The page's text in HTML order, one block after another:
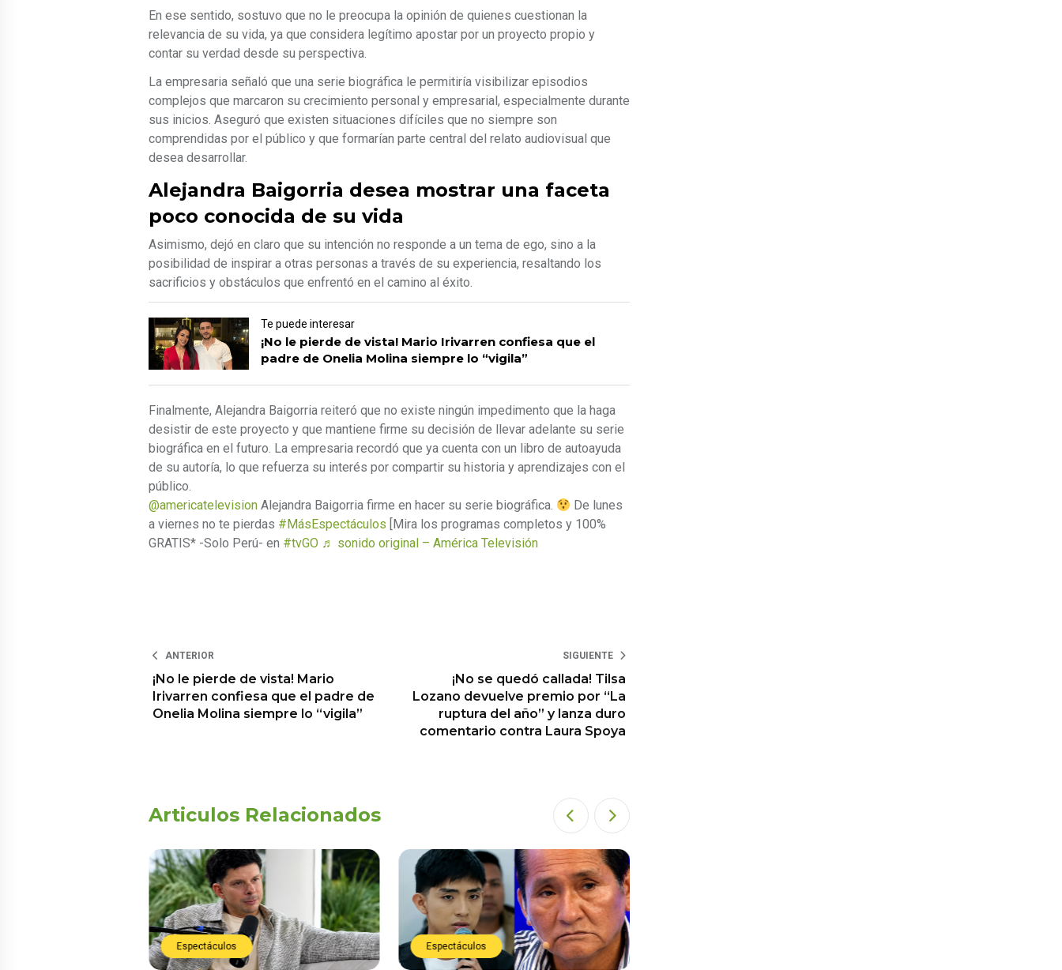
En ese sentido, sostuvo que no le preocupa la opinión de quienes cuestionan la
relevancia de su vida, ya que considera legítimo apostar por un proyecto propio y
contar su verdad desde su perspectiva.
La empresaria señaló que una serie biográfica le permitiría visibilizar episodios
complejos que marcaron su crecimiento personal y empresarial, especialmente durante
sus inicios. Aseguró que existen situaciones difíciles que no siempre son
comprendidas por el público y que formarían parte central del relato audiovisual que
desea desarrollar.
Alejandra Baigorria desea mostrar una faceta
poco conocida de su vida
Asimismo, dejó en claro que su intención no responde a un tema de ego, sino a la
posibilidad de inspirar a otras personas a través de su experiencia, resaltando los
sacrificios y obstáculos que enfrentó en el camino al éxito.
Te puede interesar
¡No le pierde de vista! Mario Irivarren confiesa que el
padre de Onelia Molina siempre lo “vigila”
Finalmente, Alejandra Baigorria reiteró que no existe ningún impedimento que la haga
desistir de este proyecto y que mantiene firme su decisión de llevar adelante su serie
biográfica en el futuro. La empresaria recordó que ya cuenta con un libro de autoayuda
de su autoría, lo que refuerza su interés por compartir su historia y aprendizajes con el
público.
@americatelevision Alejandra Baigorria firme en hacer su serie biográfica.
De lunes
a viernes no te pierdas #MásEspectáculos [Mira los programas completos y 100%
GRATIS* -Solo Perú- en #tvGO ♬ sonido original – América Televisión
ANTERIOR
¡No le pierde de vista! Mario
Irivarren confiesa que el padre de
Onelia Molina siempre lo “vigila”
SIGUIENTE
¡No se quedó callada! Tilsa
Lozano devuelve premio por “La
ruptura del año” y lanza duro
comentario contra Laura Spoya
Articulos Relacionados
Espectáculos Espectáculos